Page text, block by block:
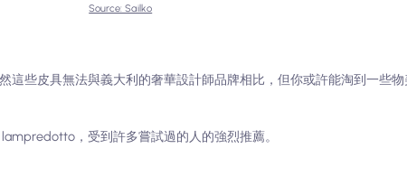
Source: Sailko
這些皮具無法與義大利的奢華設計師品牌相比，但你或許能淘到一些
，受到許多嘗試過的人的強烈推薦。